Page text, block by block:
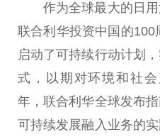
作为全球最大的日
联合利华投资中国 的100
启动了可持续行动计划
式，以期对环境和社
年，联合利华全球发布
可持续发展融入业务的